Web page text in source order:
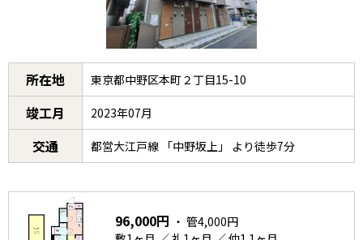
所在地 東京都中野区本町２丁目15-10
竣工月 2023年07月
交通 都営大江戸線 「中野坂上」 より徒歩7分
96,000円 ・ 管4,000円